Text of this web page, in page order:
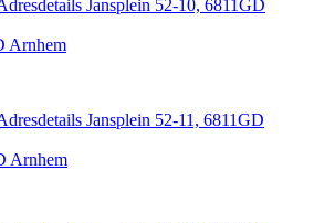
Jansplein 52-10, 6811GD
Arnhem
Jansplein 52-11, 6811GD
Arnhem